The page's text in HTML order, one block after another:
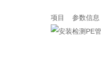
项目 参数信息